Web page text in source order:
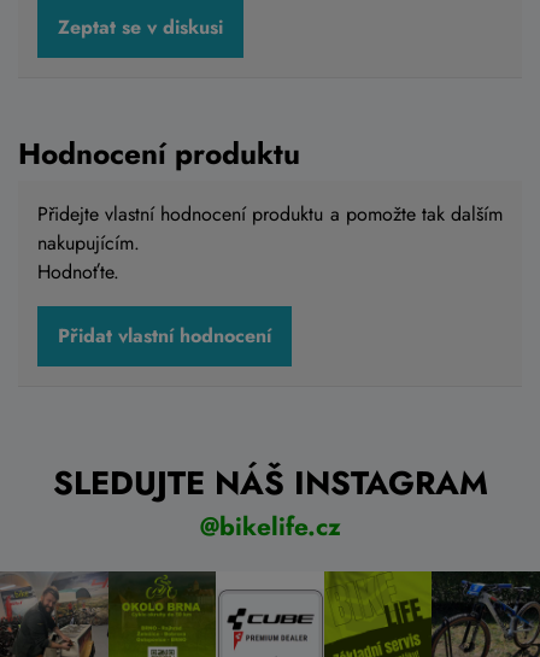
Zeptat se v diskusi
Hodnocení produktu
Přidejte vlastní hodnocení produktu a pomožte tak dalším
nakupujícím.
Hodnoťte.
Přidat vlastní hodnocení
SLEDUJTE NÁŠ INSTAGRAM
@bikelife.cz